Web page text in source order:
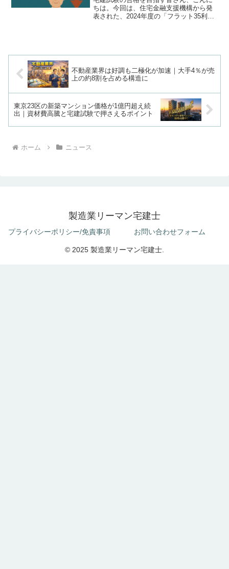
ちは。今回は、住宅金融支援機構から発
表された、2024年度の「フラット35利用
不動産業界は好調も二極化が加速｜大手4％が売
上の約8割を占める構造に
東京23区の新築マンション価格が1億円超え続
出｜資材費高騰と宅建試験で押さえるポイント
ホーム ニュース
製造業リーマン宅建士
プライバシーポリシー/免責事項 お問い合わせフォーム
© 2025 製造業リーマン宅建士.